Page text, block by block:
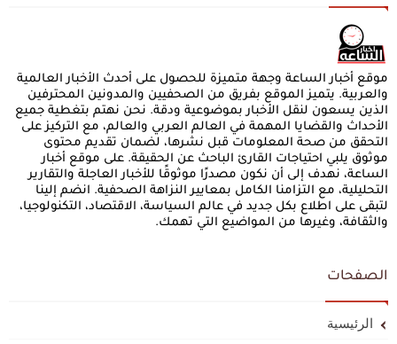
موقع أخبار الساعة وجهة متميزة للحصول على أحدث الأخبار العالمية
والعربية. يتميز الموقع بفريق من الصحفيين والمدونين المحترفين
الذين يسعون لنقل الأخبار بموضوعية ودقة. نحن نهتم بتغطية جميع
الأحداث والقضايا المهمة في العالم العربي والعالم، مع التركيز على
التحقق من صحة المعلومات قبل نشرها، لضمان تقديم محتوى
موثوق يلبي احتياجات القارئ الباحث عن الحقيقة. على موقع أخبار
الساعة، نهدف إلى أن نكون مصدرًا موثوقًا للأخبار العاجلة والتقارير
التحليلية، مع التزامنا الكامل بمعايير النزاهة الصحفية. انضم إلينا
لتبقى على اطلاع بكل جديد في عالم السياسة، الاقتصاد، التكنولوجيا،
والثقافة، وغيرها من المواضيع التي تهمك.
الصفحات
الرئيسية